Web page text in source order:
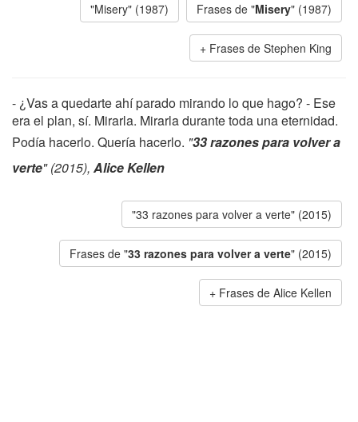
"Misery" (1987) Frases de "Misery" (1987)
Frases de Stephen King
- ¿Vas a quedarte ahí parado mirando lo que hago? - Ese
era el plan, sí. Mirarla. Mirarla durante toda una eternidad.
Podía hacerlo. Quería hacerlo. "33 razones para volver a
verte" (2015), Alice Kellen
"33 razones para volver a verte" (2015)
Frases de "33 razones para volver a verte" (2015)
Frases de Alice Kellen